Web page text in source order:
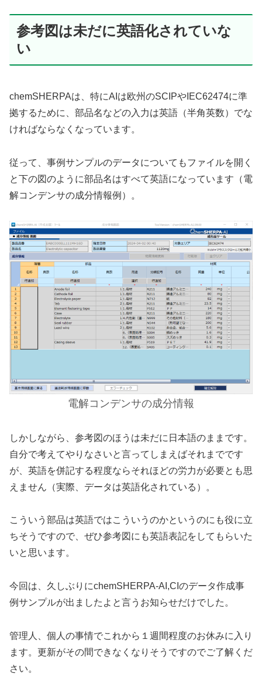
参考図は未だに英語化されていな
い
chemSHERPAは、特にAIは欧州のSCIPやIEC62474に準
拠するために、部品名などの入力は英語（半角英数）でな
ければならなくなっています。
従って、事例サンプルのデータについてもファイルを開く
と下の図のように部品名はすべて英語になっています（電
解コンデンサの成分情報例）。
電解コンデンサの成分情報
しかしながら、参考図のほうは未だに日本語のままです。
自分で考えてやりなさいと言ってしまえばそれまでです
が、英語を併記する程度ならそれほどの労力が必要とも思
えません（実際、データは英語化されている）。
こういう部品は英語ではこういうのかというのにも役に立
ちそうですので、ぜひ参考図にも英語表記をしてもらいた
いと思います。
今回は、久しぶりにchemSHERPA-AI,CIのデータ作成事
例サンプルが出ましたよと言うお知らせだけでした。
管理人、個人の事情でこれから１週間程度のお休みに入り
ます。更新がその間できなくなりそうですのでご了解くだ
さい。